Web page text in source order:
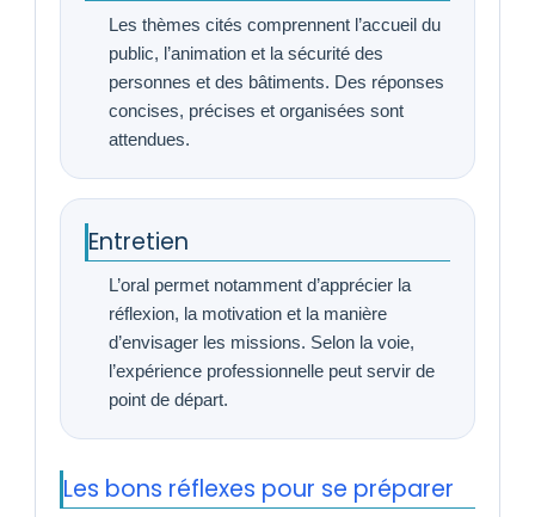
Les thèmes cités comprennent l’accueil du
public, l’animation et la sécurité des
personnes et des bâtiments. Des réponses
concises, précises et organisées sont
attendues.
Entretien
L’oral permet notamment d’apprécier la
réflexion, la motivation et la manière
d’envisager les missions. Selon la voie,
l’expérience professionnelle peut servir de
point de départ.
Les bons réflexes pour se préparer